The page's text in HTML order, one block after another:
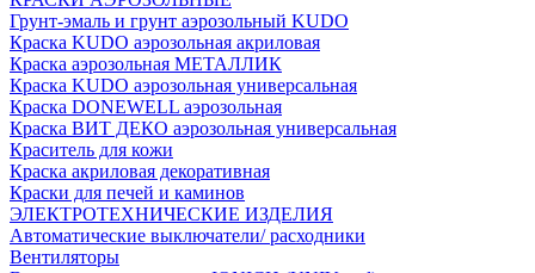
Грунт-эмаль и грунт аэрозольный KUDO
Краска KUDO аэрозольная акриловая
Краска аэрозольная МЕТАЛЛИК
Краска KUDO аэрозольная универсальная
Краска DONEWELL аэрозольная
Краска ВИТ ДЕКО аэрозольная универсальная
Краситель для кожи
Краска акриловая декоративная
Краски для печей и каминов
ЭЛЕКТРОТЕХНИЧЕСКИЕ ИЗДЕЛИЯ
Автоматические выключатели/ расходники
Вентиляторы